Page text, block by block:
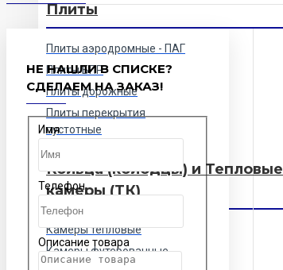
Плиты
Плиты аэродромные - ПАГ
Плиты БПР
Плиты дорожные
Плиты перекрытия
пустотные
Кольца (колодцы) и Тепловые
камеры (ТК)
Камеры тепловые
Камеры футерованные
НЕ НАШЛИ В СПИСКЕ?
СДЕЛАЕМ НА ЗАКАЗ!
Имя
Телефон
Описание товара